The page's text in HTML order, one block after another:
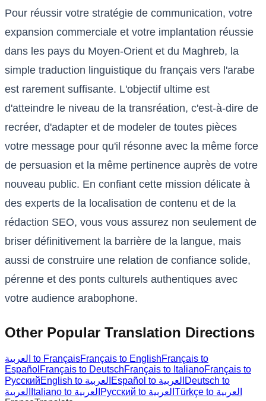
Pour réussir votre stratégie de communication, votre
expansion commerciale et votre implantation réussie
dans les pays du Moyen-Orient et du Maghreb, la
simple traduction linguistique du français vers l'arabe
est rarement suffisante. L'objectif ultime est
d'atteindre le niveau de la transréation, c'est-à-dire de
recréer, d'adapter et de modeler de toutes pièces
votre message pour qu'il résonne avec la même force
de persuasion et la même pertinence auprès de votre
nouveau public. En confiant cette mission délicate à
des experts de la localisation de contenu et de la
rédaction SEO, vous vous assurez non seulement de
briser définitivement la barrière de la langue, mais
aussi de construire une relation de confiance solide,
pérenne et des ponts culturels authentiques avec
votre audience arabophone.
Other Popular Translation Directions
العربية to FrançaisFrançais to EnglishFrançais to
Español Français to DeutschFrançais to ItalianoFrançais to
Русский
English to العربية Español to العربية Deutsch to
العربية
Italiano to العربية Русский to العربية
Türkçe to العربية